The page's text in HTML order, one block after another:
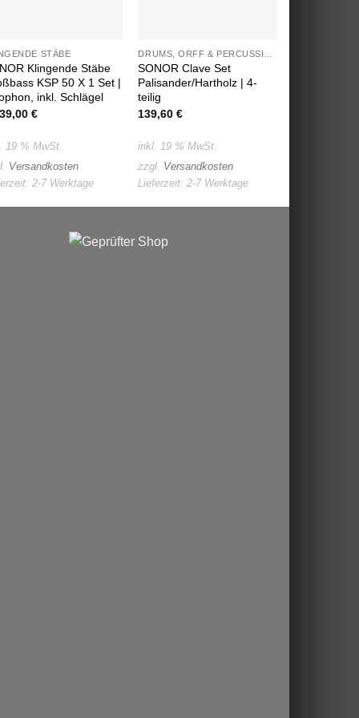
STÄBE
Klingende Stäbe
KSP 50 X 1 Set |
inkl. Schlägel
€
19 % MwSt.
Versandkosten
2-7 Werktage
DRUMS, ORFF & PERCUSSION
SONOR Clave Set
Palisander/Hartholz | 4-
teilig
139,60€
inkl. 19 % MwSt.
zzgl. Versandkosten
Lieferzeit:2-7 Werktage